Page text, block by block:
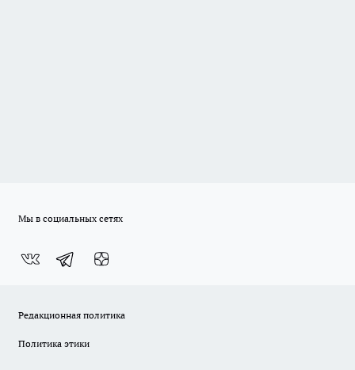
Мы в социальных сетях
Редакционная политика
Политика этики